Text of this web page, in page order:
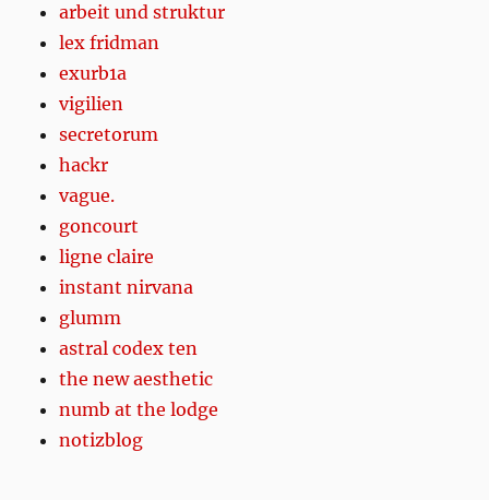
arbeit und struktur
lex fridman
exurb1a
vigilien
secretorum
hackr
vague.
goncourt
ligne claire
instant nirvana
glumm
astral codex ten
the new aesthetic
numb at the lodge
notizblog